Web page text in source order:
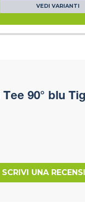
VEDI VARIANTI
Tee 90° blu
SCRIVI UNA